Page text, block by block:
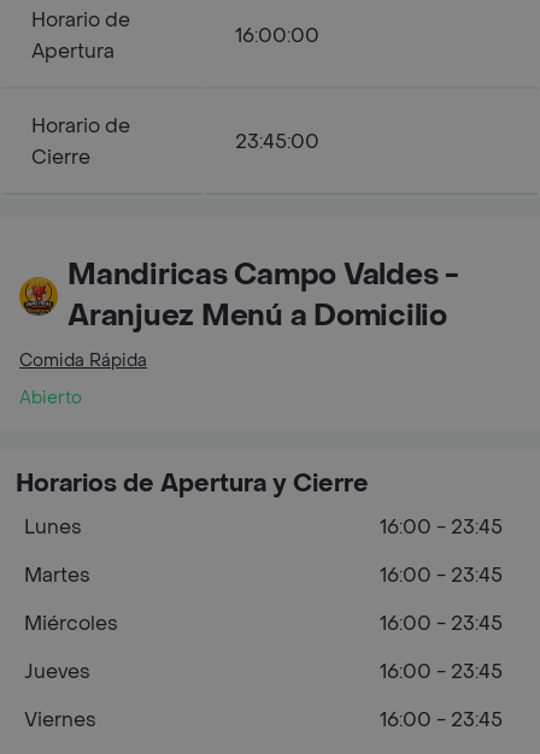
Horario de
Apertura
16:00:00
Horario de
Cierre
23:45:00
Mandiricas Campo Valdes -
Aranjuez Menú a Domicilio
Comida Rápida
Abierto
Horarios de Apertura y Cierre
Lunes
16:00 - 23:45
Martes
16:00 - 23:45
Miércoles
16:00 - 23:45
Jueves
16:00 - 23:45
Viernes
16:00 - 23:45